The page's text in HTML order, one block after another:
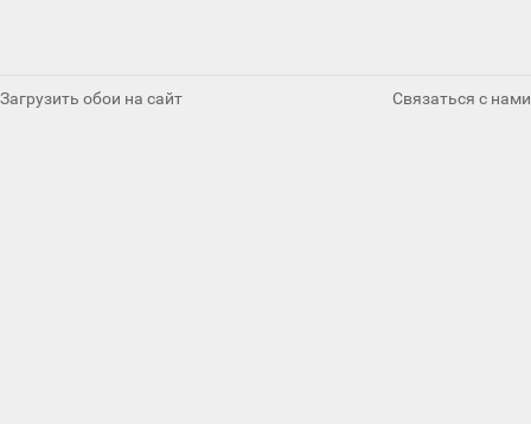
Загрузить обои на сайт Связаться с нами